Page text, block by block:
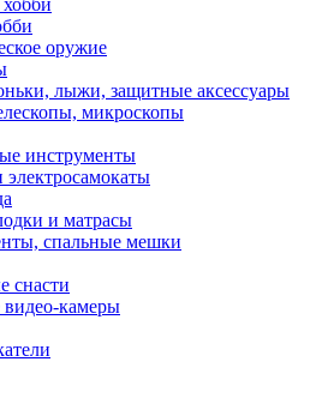
оружие
лыжи, защитные аксессуары
микроскопы
инструменты
и матрасы
спальные мешки
снасти
камеры